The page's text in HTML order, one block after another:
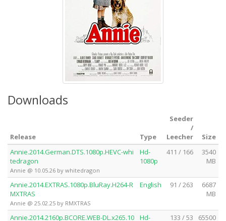
Downloads
Release Type
Seeder
/
Leecher
Size
Annie.2014.German.DTS.1080p.HEVC-whi
tedragon
Annie @ 10.05.26 by whitedragon
Hd-
1080p
411 / 166
3540
MB
Annie.2014.EXTRAS.1080p.BluRay.H264-R
MXTRAS
Annie @ 25.02.25 by RMXTRAS
English 91 / 263
6687
MB
Annie.2014.2160p.BCORE.WEB-DL.x265.10 Hd- 133 / 53 65500